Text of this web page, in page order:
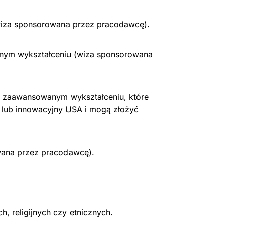
sponsorowana przez pracodawcę).
wykształceniu (wiza sponsorowana
wykształceniu, które
innowacyjny USA i mogą złożyć
przez pracodawcę).
religijnych czy etnicznych.